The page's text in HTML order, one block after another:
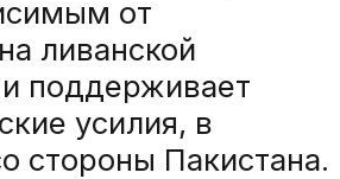
от
ливанской
поддерживает
усилия, в
стороны Пакистана.